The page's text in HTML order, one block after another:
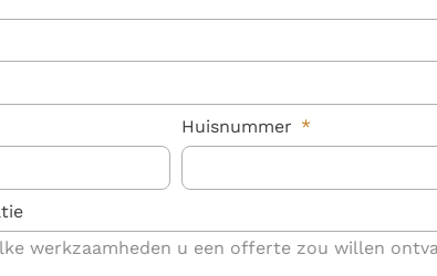
Huisnummer